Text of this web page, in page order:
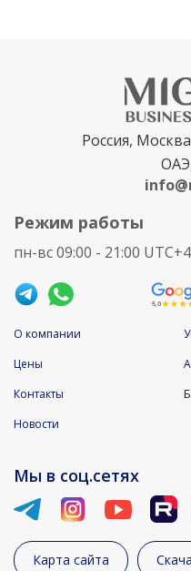
Россия,
Режим работы
пн-вс 09:00 - 21:00
О компании
Цены
Контакты
Новости
Мы в соц.сетях
Карта сайта